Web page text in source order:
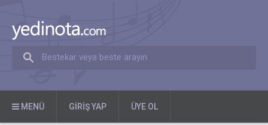
Bestekar veya beste arayın
MENÜ GIRIŞ YAP ÜYE OL